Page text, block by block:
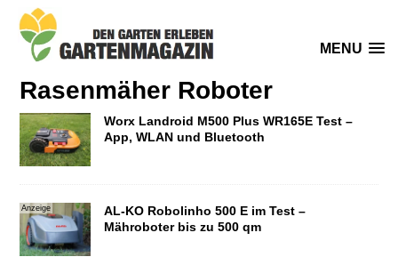
MENU
Rasenmäher Roboter
Worx Landroid M500 Plus WR165E Test –
App, WLAN und Bluetooth
Anzeige
AL-KO Robolinho 500 E im Test –
Mähroboter bis zu 500 qm